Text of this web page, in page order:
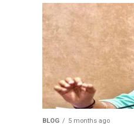
BLOG 5 months ago